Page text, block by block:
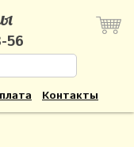
56
Контакты